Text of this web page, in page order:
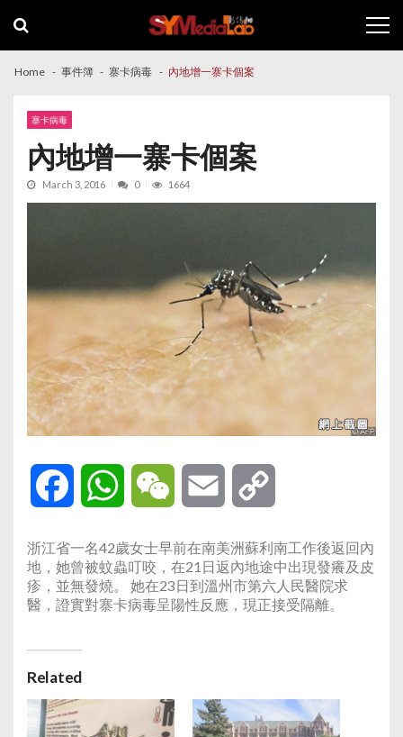
navigation
content
Home 事件簿 寨卡病毒 內地增一寨卡個案
寨卡病毒
內地增一寨卡個案
March 3, 2016 0 1664
Facebook WhatsAppWeChat Email
浙江省一名42歲女士早前在南美洲蘇利南工作後返回內
地，她曾被蚊蟲叮咬，在21日返內地途中出現發癢及皮
疹，並無發燒。 她在23日到溫州市第六人民醫院求
醫，證實對寨卡病毒呈陽性反應，現正接受隔離。
Related